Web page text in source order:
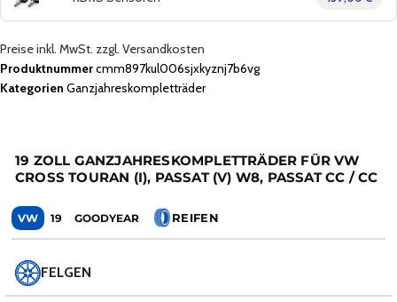
Preise inkl. MwSt. zzgl. Versandkosten
Produktnummercmm897kul006sjxkyznj7b6vg
Kategorien Ganzjahreskompletträder
19 ZOLL GANZJAHRESKOMPLETTRÄDER FÜR VW
CROSS TOURAN (I), PASSAT (V) W8, PASSAT CC / CC
VW 19 GOODYEAR REIFEN
FELGEN